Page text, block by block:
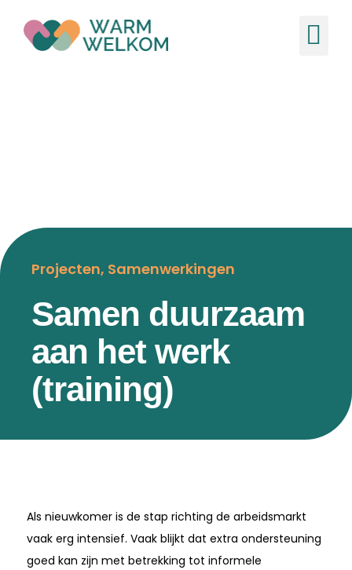
Projecten, Samenwerkingen
Samen duurzaam
aan het werk
(training)
Als nieuwkomer is de stap richting de arbeidsmarkt
vaak erg intensief. Vaak blijkt dat extra ondersteuning
goed kan zijn met betrekking tot informele